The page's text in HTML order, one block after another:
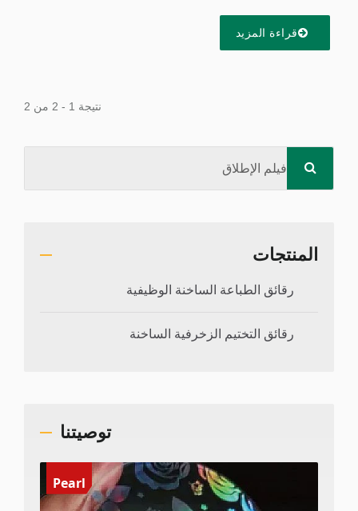
قراءة المزيد
نتيجة 1 - 2 من 2
المنتجات
رقائق الطباعة الساخنة الوظيفية
رقائق التختيم الزخرفية الساخنة
توصيتنا
Pearl